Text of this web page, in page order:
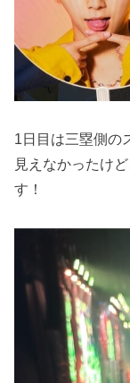
1日目は三塁側の
見えなかったけ
す！